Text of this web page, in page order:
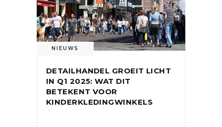
NIEUWS
DETAILHANDEL GROEIT LICHT
IN Q1 2025: WAT DIT
BETEKENT VOOR
KINDERKLEDINGWINKELS